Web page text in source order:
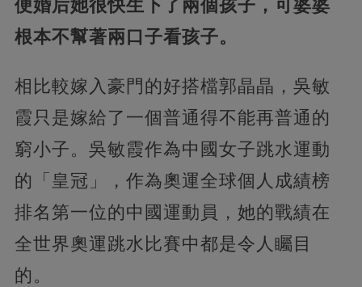
便婚后她很快生下了兩個孩子，可婆婆
根本不幫著兩口子看孩子。
相比較嫁入豪門的好搭檔郭晶晶， 吳敏
霞只是嫁給了一個普通得不能再普通的
窮小子。吳敏霞作為中國女子跳水運動
的「皇冠」，作為奧運全球個人成績榜
排名第一位的中國運動員，她的戰績在
全世界奧運跳水比賽中都是令人矚目
的。